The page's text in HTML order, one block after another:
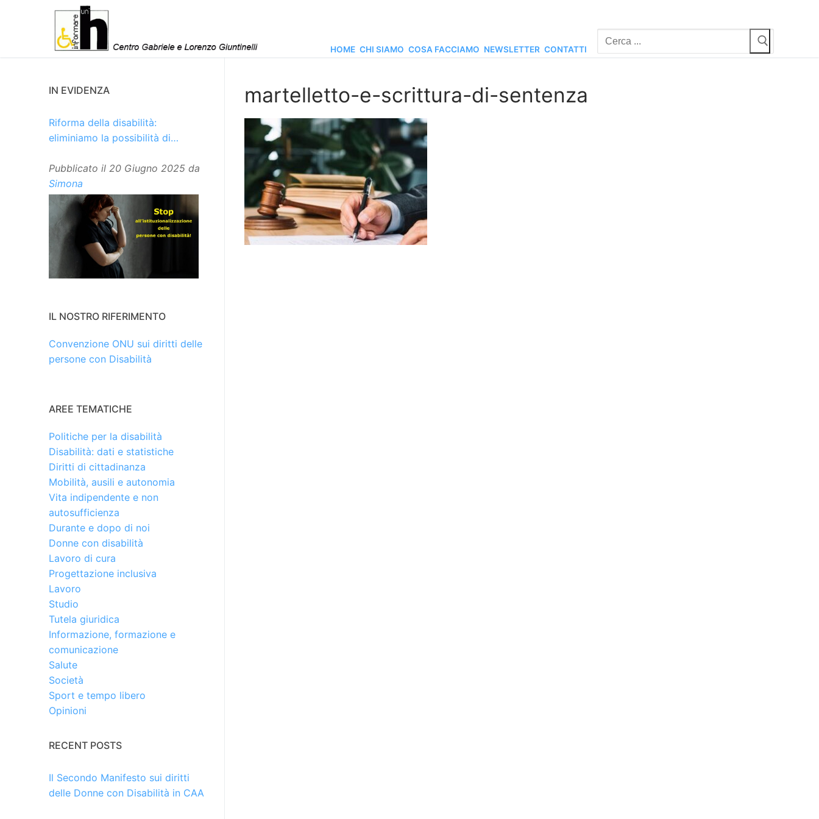
HOME CHI SIAMO COSA FACCIAMO NEWSLETTER CONTATTI
Cerca:
martelletto-e-scrittura-di-sentenza
IN EVIDENZA
Riforma della disabilità:
eliminiamo la possibilità di
Pubblicato il 20 Giugno 2025 da
Simona
IL NOSTRO RIFERIMENTO
Convenzione ONU sui diritti delle
persone con Disabilità
AREE TEMATICHE
Politiche per la disabilità
Disabilità: dati e statistiche
Diritti di cittadinanza
Mobilità, ausili e autonomia
Vita indipendente e non
autosufficienza
Durante e dopo di noi
Donne con disabilità
Lavoro di cura
Progettazione inclusiva
Lavoro
Studio
Tutela giuridica
Informazione, formazione e
comunicazione
Salute
Società
Sport e tempo libero
Opinioni
RECENT POSTS
Il Secondo Manifesto sui diritti
delle Donne con Disabilità in CAA